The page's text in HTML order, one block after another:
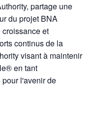
partage une
du projet BNA
et
continus de la
visant à maintenir
en tant
l'avenir de